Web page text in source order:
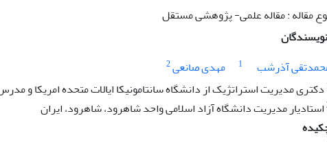
مقاله : مقاله علمی- پژوهشی مستقل
نویسندگان
آذرشب
1 مهدی صانعی2
دکتری مدیریت استراتژیک از دانشگاه سانتامونیکا ایالات متحده امریکا و
استادیار مدیریت دانشگاه آزاد اسلامی واحد شاهرود، شاهرود، ایران